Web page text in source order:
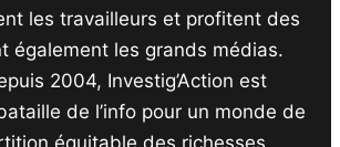
les travailleurs et profitent des
également les grands médias.
2004, Investig’Action est
de l’info pour un monde de
équitable des richesses.